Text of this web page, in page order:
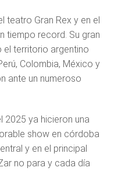
teatro Gran Rex y en el
tiempo record. Su gran
territorio argentino
Colombia, México y
ante un numeroso
2025 ya hicieron una
show en córdoba
y en el principal
no para y cada día